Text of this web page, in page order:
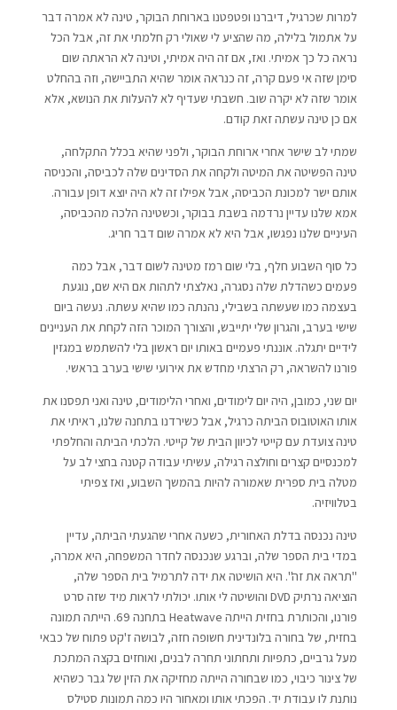
למרות שכרגיל, דיברנו ופטפטנו בארוחת הבוקר, טינה לא אמרה דבר
על אתמול בלילה, מה שהציע לי שאולי רק חלמתי את זה, אבל הכל
נראה כל כך אמיתי. ואז, אם זה היה אמיתי, וטינה לא הראתה שום
סימן שזה אי פעם קרה, זה כנראה אומר שהיא התביישה, וזה בהחלט
אומר שזה לא יקרה שוב. חשבתי שעדיף לא להעלות את הנושא, אלא
אם כן טינה עשתה זאת קודם.
שמתי לב שישר אחרי ארוחת הבוקר, ולפני שהיא בכלל התקלחה,
טינה הפשיטה את המיטה ולקחה את הסדינים שלה לכביסה, והכניסה
אותם ישר למכונת הכביסה, אבל אפילו זה לא היה יוצא דופן עבורה.
אמא שלנו עדיין נרדמה בשבת בבוקר, וכשטינה הלכה מהכביסה,
העיניים שלנו נפגשו, אבל היא לא אמרה שום דבר חריג.
כל סוף השבוע חלף, בלי שום רמז מטינה לשום דבר, אבל כמה
פעמים כשהדלת שלה נסגרה, נאלצתי לתהות אם היא שם, נוגעת
בעצמה כמו שעשתה בשבילי, נהנתה כמו שהיא עשתה. נעשה ביום
שישי בערב, והגרון שלי יתייבש, והצורך המוכר הזה לקחת את העניינים
לידיים יתגלה. אוננתי פעמיים באותו יום ראשון בלי להשתמש במגזין
פורנו להשראה, רק הרצתי מחדש את אירועי שישי בערב בראשי.
יום שני, כמובן, היה יום לימודים, ואחרי הלימודים, טינה ואני תפסנו את
אותו האוטובוס הביתה כרגיל, אבל כשירדנו בתחנה שלנו, ראיתי את
טינה צועדת עם קייטי לכיוון הבית של קייטי. הלכתי הביתה והחלפתי
למכנסיים קצרים וחולצה רגילה, עשיתי עבודה קטנה בחצי לב על
מטלה בית ספרית שאמורה להיות בהמשך השבוע, ואז צפיתי
בטלוויזיה.
טינה נכנסה בדלת האחורית, כשעה אחרי שהגעתי הביתה, עדיין
במדי בית הספר שלה, וברגע שנכנסה לחדר המשפחה, היא אמרה,
"תראה את זה". היא הושיטה את ידה לתרמיל בית הספר שלה,
הוציאה נרתיק DVD והושיטה לי אותו. יכולתי לראות מיד שזה סרט
פורנו, והכותרת בחזית הייתה Heatwave בתחנה 69. הייתה תמונה
בחזית, של בחורה בלונדינית חשופה חזה, לבושה ז'קט פתוח של כבאי
מעל גרביים, כתפיות ותחתוני תחרה לבנים, ואוחזים בקצה המתכת
של צינור כיבוי, כמו שבחורה הייתה מחזיקה את הזין של גבר כשהיא
נותנת לו עבודת יד. הפכתי אותו ומאחור היו כמה תמונות סטילס